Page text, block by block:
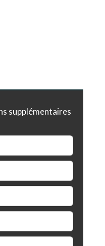
supplémentaires